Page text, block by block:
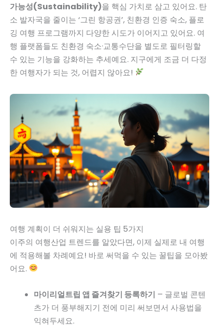
가능성(Sustainability)을 핵심 가치로 삼고 있어요. 탄
소 발자국을 줄이는 ‘그린 항공권’, 친환경 인증 숙소, 플로
깅 여행 프로그램까지 다양한 시도가 이어지고 있어요. 여
행 플랫폼들도 친환경 숙소·교통수단을 별도로 필터링할
수 있는 기능을 강화하는 추세예요. 지구에게 조금 더 다정
한 여행자가 되는 것, 어렵지 않아요!
여행 계획이 더 쉬워지는 실용 팁 5가지
이주의 여행산업 트렌드를 알았다면, 이제 실제로 내 여행
에 적용해볼 차례예요! 바로 써먹을 수 있는 꿀팁을 모아봤
어요.
마이리얼트립 앱 즐겨찾기 등록하기 – 글로벌 콘텐
츠가 더 풍부해지기 전에 미리 써보면서 사용법을
익혀두세요.